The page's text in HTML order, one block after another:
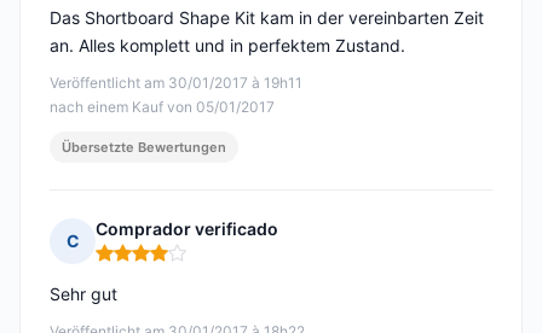
Veröffentlicht am 30/01/2017 à 19h11
nach einem Kauf von 05/01/2017
Das Shortboard Shape Kit kam in der vereinbarten Zeit
an. Alles komplett und in perfektem Zustand.
Übersetzte Bewertungen
C
Comprador verificado
Hinweis: 4 von 5
Sehr gut